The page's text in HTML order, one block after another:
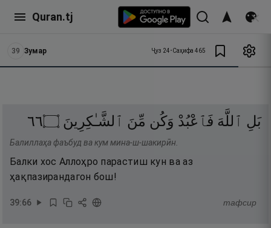
Quran.tj
39 Зумар Ҷуз 24•Саҳифа 465
بَلِ ٱللَّهَ فَٱعْبُدْ وَكُن مِّنَ ٱلشَّـٰكِرِينَ ۝٦٦
Балиллаҳа фаъбуд ва кум мина-ш-шакирӣн.
Балки хос Аллоҳро парастиш кун ва аз
ҳақпазирандагон бош!
39:66 тафсир